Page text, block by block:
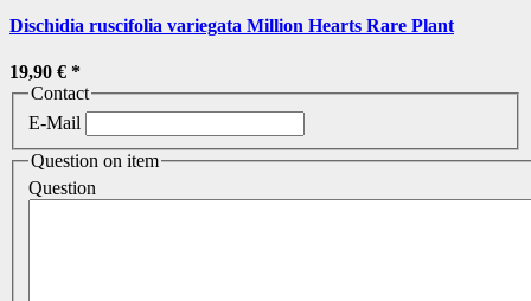
Dischidia ruscifolia variegata Million Hearts Rare Plant
19,90 € *
Contact
E-Mail
Question on item
Question